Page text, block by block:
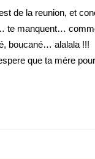
de la reunion, et
te manquent…
boucané… alalala !!!
que ta mére